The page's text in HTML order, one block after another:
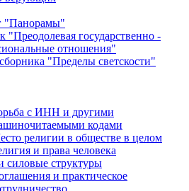
"Панорамы"
"Преодолевая государственно -
отношения"
"Пределы светскости"
с ИНН и другими
кодами
религии в обществе в целом
и права человека
силовые структуры
и практическое